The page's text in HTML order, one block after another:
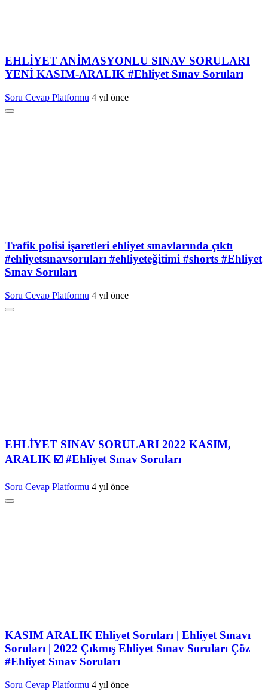
EHLİYET ANİMASYONLU SINAV SORULARI
YENİ KASIM-ARALIK #Ehliyet Sınav Soruları
Soru Cevap Platformu 4 yıl önce
Trafik polisi işaretleri ehliyet sınavlarında çıktı
#ehliyetsınavsoruları #ehliyeteğitimi #shorts #Ehliyet
Sınav Soruları
Soru Cevap Platformu 4 yıl önce
EHLİYET SINAV SORULARI 2022 KASIM,
ARALIK ☑️ #Ehliyet Sınav Soruları
Soru Cevap Platformu 4 yıl önce
KASIM ARALIK Ehliyet Soruları | Ehliyet Sınavı
Soruları | 2022 Çıkmış Ehliyet Sınav Soruları Çöz
#Ehliyet Sınav Soruları
Soru Cevap Platformu 4 yıl önce